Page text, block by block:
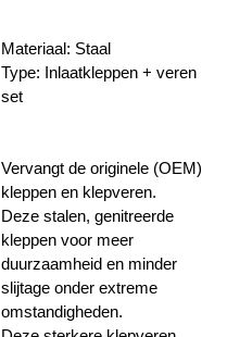
Materiaal: Staal
Type: Inlaatkleppen + veren
set
Vervangt de originele (OEM)
kleppen en klepveren.
Deze stalen, genitreerde
kleppen voor meer
duurzaamheid en minder
slijtage onder extreme
omstandigheden.